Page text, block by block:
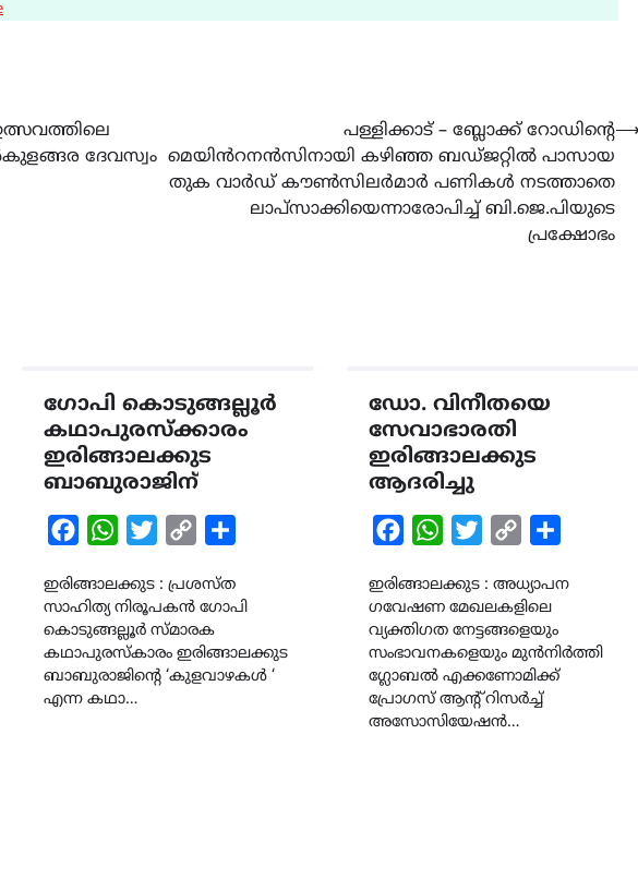
ദേവസ്വം
പള്ളിക്കാട് – ബ്ലോക്ക് റോഡിന്‍റെ
മെയിൻറനൻസിനായി കഴിഞ്ഞ ബഡ്ജറ്റിൽ പാസായ
തുക വാർഡ് കൗൺസിലർമാർ പണികൾ നടത്താതെ
ലാപ്സാക്കിയെന്നാരോപിച്ച് ബി.ജെ.പിയുടെ
പ്രക്ഷോഭം
ഗോപി കൊടുങ്ങല്ലൂർ
കഥാപുരസ്ക്കാരം
ഇരിങ്ങാലക്കുട
ബാബുരാജിന്
FacebookWhatsAppTwitterCopy
ഇരിങ്ങാലക്കുട : പ്രശസ്ത
സാഹിത്യ നിരൂപകൻ ഗോപി
കൊടുങ്ങല്ലൂർ സ്മാരക
കഥാപുരസ്കാരം ഇരിങ്ങാലക്കുട
ബാബുരാജിന്റെ ‘കുളവാഴകൾ ‘
എന്ന കഥാ…
ഡോ. വിനീതയെ
സേവാഭാരതി
ഇരിങ്ങാലക്കുട
ആദരിച്ചു
FacebookWhatsAppTwitterCopy
ഇരിങ്ങാലക്കുട : അധ്യാപന
ഗവേഷണ മേഖലകളിലെ
വ്യക്തിഗത നേട്ടങ്ങളെയും
സംഭാവനകളെയും മുൻനിർത്തി
ഗ്ലോബൽ എക്കണോമിക്ക്
പ്രോഗസ് ആന്റ് റിസർച്ച്
അസോസിയേഷൻ…